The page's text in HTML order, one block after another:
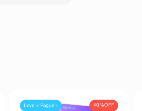
40%OFF
Leve + Pague -